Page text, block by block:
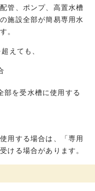
管、ポンプ、高置水槽
施設全部が簡易専用水
。
えても、
部を受水槽に使用する
用する場合は、「専用
ける場合があります。